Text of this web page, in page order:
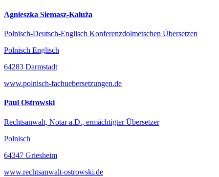
Agnieszka Siemasz-Kałuża
Polnisch-Deutsch-Englisch Konferenzdolmetschen Übersetzen
Polnisch Englisch
64283 Darmstadt
www.polnisch-fachuebersetzungen.de
Paul Ostrowski
Rechtsanwalt, Notar a.D., ermächtigter Übersetzer
Polnisch
64347 Griesheim
www.rechtsanwalt-ostrowski.de